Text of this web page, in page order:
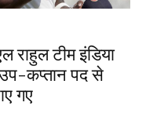
राहुल टीम इंडिया
कप्तान पद से
गए